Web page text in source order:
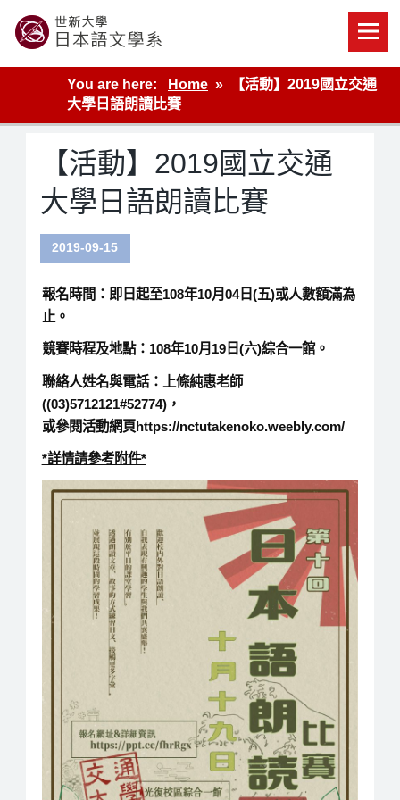
content
世新大學教學單位的網站
You are here:
Home
【活動】2019國立交通
大學日語朗讀比賽
【活動】2019國立交通
大學日語朗讀比賽
2019-09-15
報名時間： 即日起至108年10月04日(五)或人數額滿為
止。
競賽時程及地點： 108年10月19日(六)綜合一館。
聯絡人姓名與電話：
上條純惠老師
((03)5712121#52774)，
或參閱活動網頁https://nctutakenoko.weebly.com/
*詳情請參考附件*